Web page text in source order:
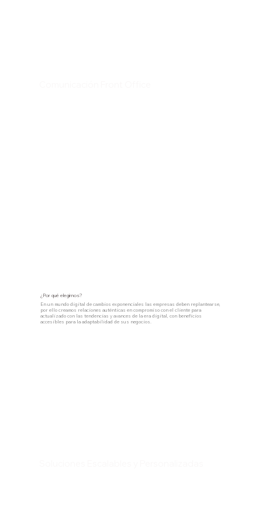
¿Por qué elegirnos?
En un mundo digital de cambios exponenciales las empresas deben replantearse,
por ello creamos relaciones auténticas en compromiso con el cliente para
actualizado con las tendencias y avances de la era digital, con beneficios
accesibles para la adaptabilidad de sus negocios.